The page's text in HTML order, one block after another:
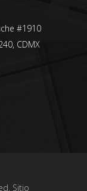
#1910
CDMX
Sitio